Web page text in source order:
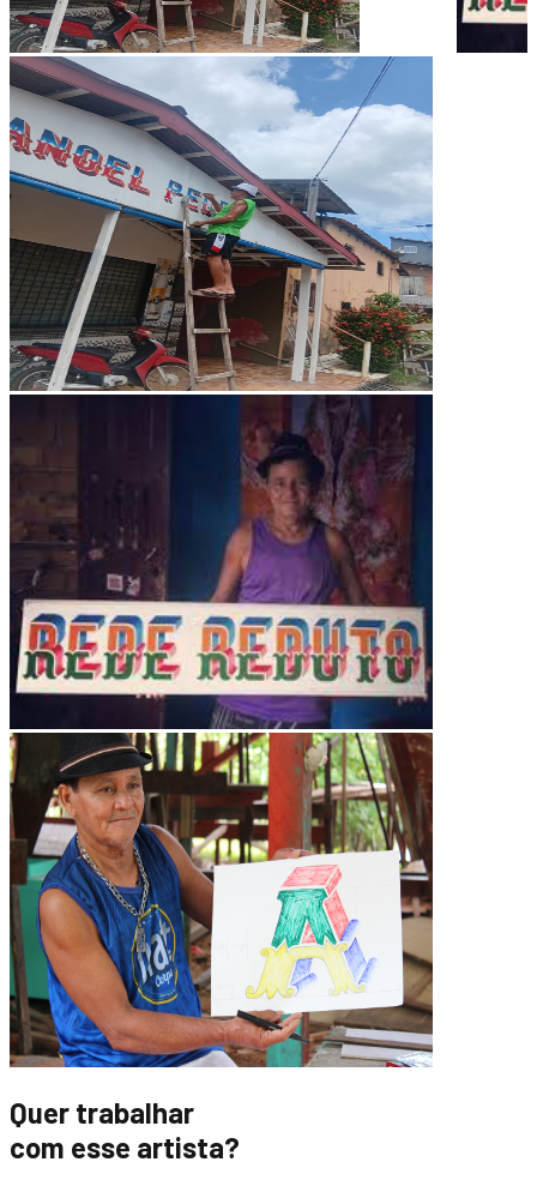
Quer trabalhar
com esse artista?